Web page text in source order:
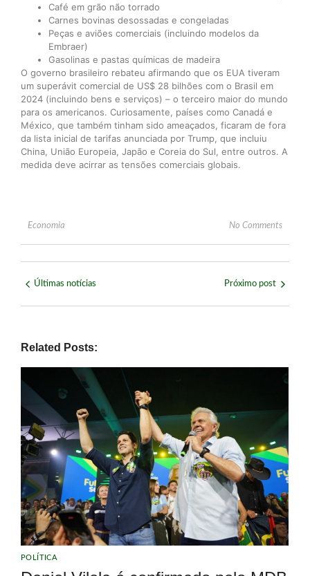
Café em grão não torrado
Carnes bovinas desossadas e congeladas
Peças e aviões comerciais (incluindo modelos da
Embraer)
Gasolinas e pastas químicas de madeira
O governo brasileiro rebateu afirmando que os EUA tiveram
um superávit comercial de US$ 28 bilhões com o Brasil em
2024 (incluindo bens e serviços) – o terceiro maior do mundo
para os americanos. Curiosamente, países como Canadá e
México, que também tinham sido ameaçados, ficaram de fora
da lista inicial de tarifas anunciada por Trump, que incluiu
China, União Europeia, Japão e Coreia do Sul, entre outros. A
medida deve acirrar as tensões comerciais globais.
Economia No Comments
Últimas notícias Próximo post
Related Posts:
POLÍTICA